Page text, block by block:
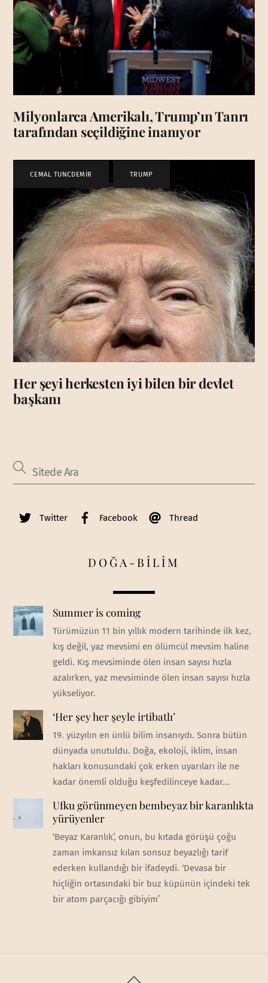
Milyonlarca Amerikalı, Trump’ın Tanrı
tarafından seçildiğine inanıyor
CEMAL TUNCDEMİR TRUMP
Her şeyi herkesten iyi bilen bir devlet
başkanı
Twitter Facebook Thread
DOĞA-BİLİM
Summer is coming
Türümüzün 11 bin yıllık modern tarihinde ilk kez,
kış değil, yaz mevsimi en ölümcül mevsim haline
geldi. Kış mevsiminde ölen insan sayısı hızla
azalırken, yaz mevsiminde ölen insan sayısı hızla
yükseliyor.
‘Her şey her şeyle irtibatlı’
19. yüzyılın en ünlü bilim insanıydı. Sonra bütün
dünyada unutuldu. Doğa, ekoloji, iklim, insan
hakları konusundaki çok erken uyarıları ile ne
kadar önemli olduğu keşfedilinceye kadar...
Ufku görünmeyen bembeyaz bir karanlıkta
yürüyenler
‘Beyaz Karanlık’, onun, bu kıtada görüşü çoğu
zaman imkansız kılan sonsuz beyazlığı tarif
ederken kullandığı bir ifadeydi. ‘Devasa bir
hiçliğin ortasındaki bir buz küpünün içindeki tek
bir atom parçacığı gibiyim’